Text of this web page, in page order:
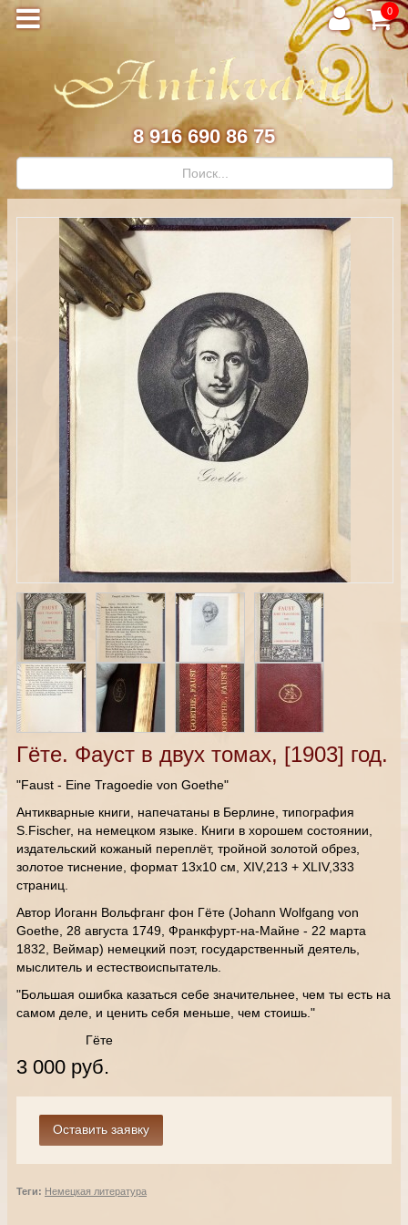
0
8 916 690 86 75
Гёте. Фауст в двух томах, [1903] год.
"Faust - Eine Tragoedie von Goethe"
Антикварные книги, напечатаны в Берлине, типография
S.Fischer, на немецком языке. Книги в хорошем состоянии,
издательский кожаный переплёт, тройной золотой обрез,
золотое тиснение, формат 13х10 см, XIV,213 + XLIV,333
страниц.
Автор Иоганн Вольфганг фон Гёте (Johann Wolfgang von
Goethe, 28 августа 1749, Франкфурт-на-Майне - 22 марта
1832, Веймар) немецкий поэт, государственный деятель,
мыслитель и естествоиспытатель.
"Большая ошибка казаться себе значительнее, чем ты есть на
самом деле, и ценить себя меньше, чем стоишь."
Гёте
3 000 руб.
Теги: Немецкая литература